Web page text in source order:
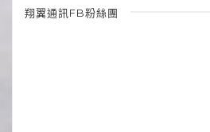
翔翼通訊FB粉絲團